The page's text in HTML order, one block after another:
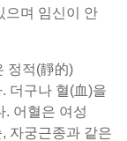
으며 임신이 안
정적(靜的)
더구나 혈(血)을
. 어혈은 여성
자궁근종과 같은